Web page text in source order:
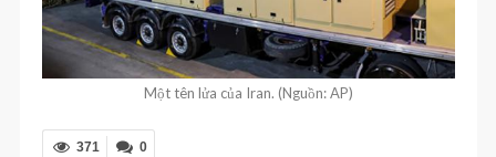
Một tên lửa của Iran. (Nguồn: AP)
0
371